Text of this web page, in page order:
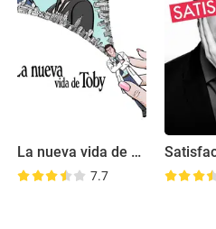
La nueva vida de Toby
7.7